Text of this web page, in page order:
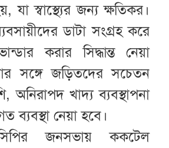
যা স্বাস্থ্যের জন্য ক্ষতিকর।
ডাটা সংগ্রহ করে
করার সিদ্ধান্ত নেয়া
সঙ্গে জড়িতদের সচেতন
অনিরাপদ খাদ্য ব্যবস্থাপনা
ব্যবস্থা নেয়া হবে।
জনসভায় ককটেল